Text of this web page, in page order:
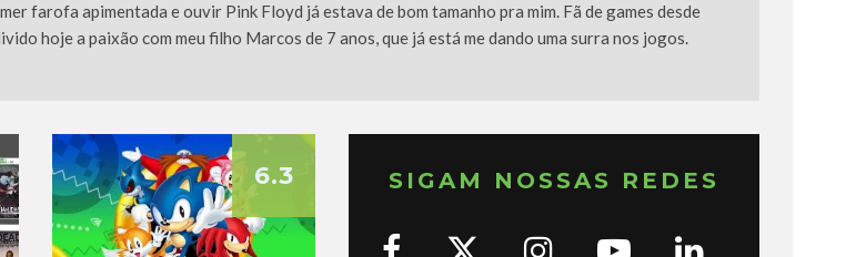
farofa apimentada e ouvir Pink Floyd já estava de bom tamanho pra mim. Fã de games desde
hoje a paixão com meu filho Marcos de 7 anos, que já está me dando uma surra nos jogos.
6.3 SIGAM NOSSAS REDES